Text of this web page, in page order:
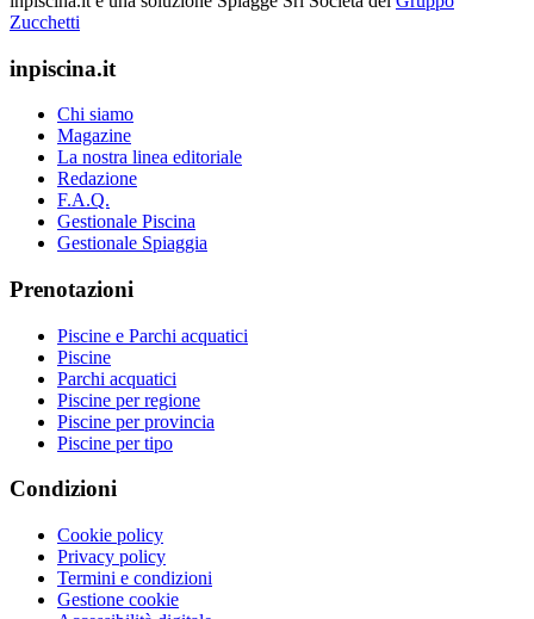
Zucchetti
inpiscina.it
Chi siamo
Magazine
La nostra linea editoriale
Redazione
F.A.Q.
Gestionale Piscina
Gestionale Spiaggia
Prenotazioni
Piscine e Parchi acquatici
Piscine
Parchi acquatici
Piscine per regione
Piscine per provincia
Piscine per tipo
Condizioni
Cookie policy
Privacy policy
Termini e condizioni
Gestione cookie